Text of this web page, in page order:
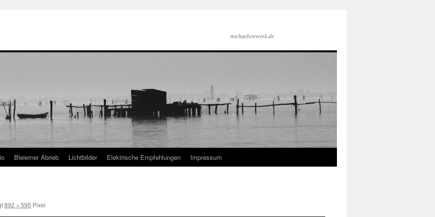
michaelvorwerk.de
Bleierner Abrieb Lichtbilder Elektrische Empfehlungen Impressum
892 × 595 Pixel